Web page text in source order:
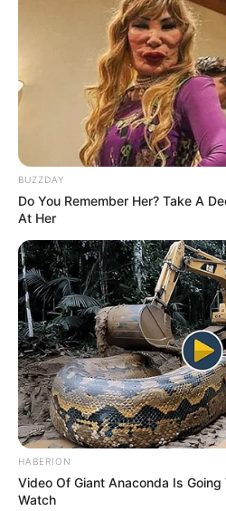
I Bet You Didn't Know It
BRAINBERRIES
Gina Carano Finally Admits
All Along
BUZZDAY
Do You Remember Her? Take A
At Her
HABERION
Video Of Giant Anaconda Is
Watch